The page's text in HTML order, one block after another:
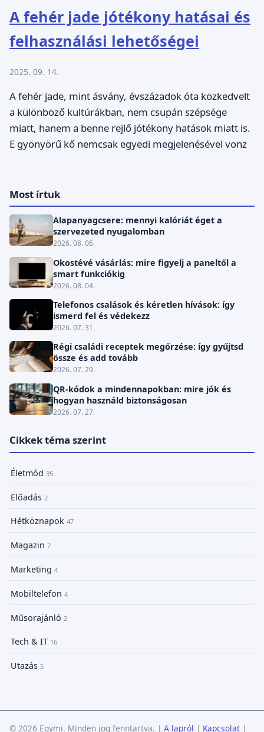
A fehér jade jótékony hatásai és
felhasználási lehetőségei
2025. 09. 14.
A fehér jade, mint ásvány, évszázadok óta közkedvelt
a különböző kultúrákban, nem csupán szépsége
miatt, hanem a benne rejlő jótékony hatások miatt is.
E gyönyörű kő nemcsak egyedi megjelenésével vonz
Most írtuk
Alapanyagcsere: mennyi kalóriát éget a
szervezeted nyugalomban
2026. 08. 06.
Okostévé vásárlás: mire figyelj a paneltől a
smart funkciókig
2026. 08. 04.
Telefonos csalások és kéretlen hívások: így
ismerd fel és védekezz
2026. 07. 31.
Régi családi receptek megőrzése: így gyűjtsd
össze és add tovább
2026. 07. 29.
QR-kódok a mindennapokban: mire jók és
hogyan használd biztonságosan
2026. 07. 27.
Cikkek téma szerint
Életmód 35
Előadás 2
Hétköznapok 47
Magazin 7
Marketing 4
Mobiltelefon 4
Műsorajánló 2
Tech & IT 16
Utazás 5
© 2026 Egymi. Minden jog fenntartva. | A lapról | Kapcsolat |